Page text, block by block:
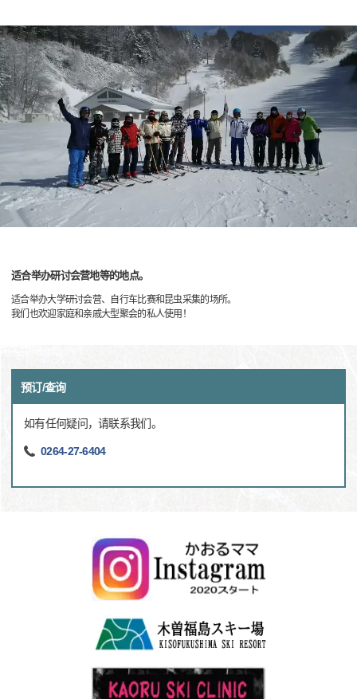
适合举办研讨会营地等的地点。
适合举办大学研讨会营、自行车比赛和昆虫采集的场所。
我们也欢迎家庭和亲戚大型聚会的私人使用！
预订/查询
如有任何疑问，请联系我们。
0264-27-6404